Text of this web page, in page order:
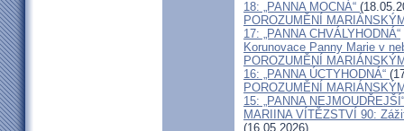
18: „PANNA MOCNÁ“
POROZUMĚNÍ
17: „PANNA CHVÁLYHODNÁ“
Korunovace Panny Marie v
POROZUMĚNÍ
16: „PANNA ÚCTYHODNÁ“
POROZUMĚNÍ
15: „PANNA NEJMOUDŘEJŠÍ“
MARIINA VÍTĚZSTVÍ 90:
(16.05.2026)